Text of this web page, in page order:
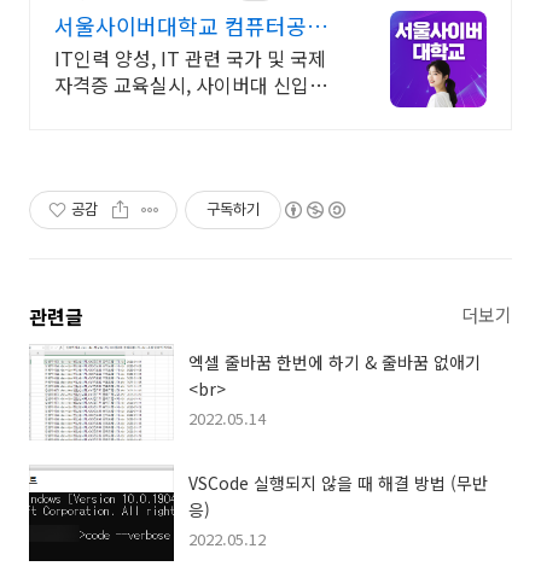
서울사이버대학교 컴퓨터공학
과 2026 가을학기 신편입생
IT인력 양성, IT 관련 국가 및 국제
자격증 교육실시, 사이버대 신입생
공감 구독하기
관련글 더보기
엑셀 줄바꿈 한번에 하기 & 줄바꿈 없애기
<br>
2022.05.14
VSCode 실행되지 않을 때 해결 방법 (무반
응)
2022.05.12